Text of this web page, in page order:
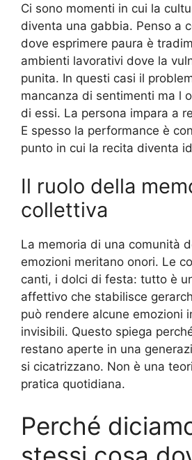
Ci sono momenti in cui la
diventa una gabbia. Penso a
dove esprimere paura è
ambienti lavorativi dove la
punita. In questi casi il
mancanza di sentimenti ma l
di essi. La persona impara a
E spesso la performance è
punto in cui la recita diventa
Il ruolo della
collettiva
La memoria di una comunità
emozioni meritano onori. Le
canti, i dolci di festa: tutto è
affettivo che stabilisce
può rendere alcune emozioni
invisibili. Questo spiega
restano aperte in una
si cicatrizzano. Non è una
pratica quotidiana.
Perché